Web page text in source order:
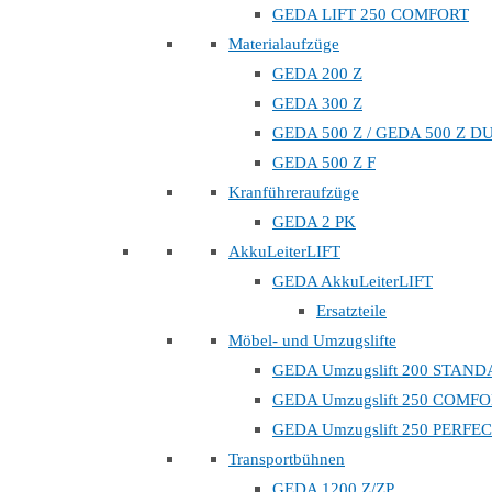
GEDA LIFT 250 COMFORT
Materialaufzüge
GEDA 200 Z
GEDA 300 Z
GEDA 500 Z / GEDA 500 Z
GEDA 500 Z F
Kranführeraufzüge
GEDA 2 PK
AkkuLeiterLIFT
GEDA AkkuLeiterLIFT
Ersatzteile
Möbel- und Umzugslifte
GEDA Umzugslift 200
GEDA Umzugslift 250
GEDA Umzugslift 250
Transportbühnen